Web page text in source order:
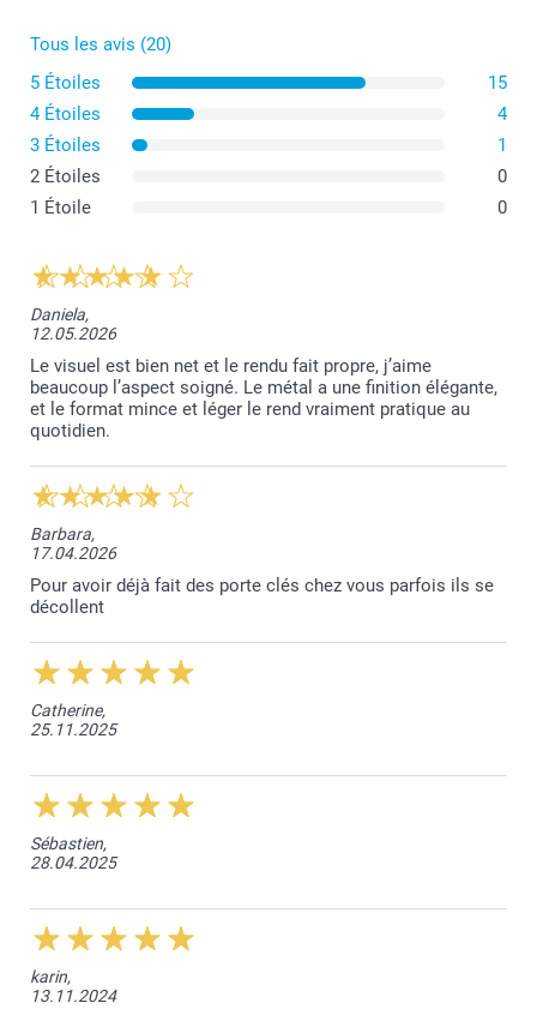
Tous les avis (20)
5 Étoiles
15
4 Étoiles
4
3 Étoiles
1
2 Étoiles
0
1 Étoile
0
Daniela,
12.05.2026
Le visuel est bien net et le rendu fait propre, j’aime
beaucoup l’aspect soigné. Le métal a une finition élégante,
et le format mince et léger le rend vraiment pratique au
quotidien.
Barbara,
17.04.2026
Pour avoir déjà fait des porte clés chez vous parfois ils se
décollent
Catherine,
25.11.2025
Sébastien,
28.04.2025
karin,
13.11.2024